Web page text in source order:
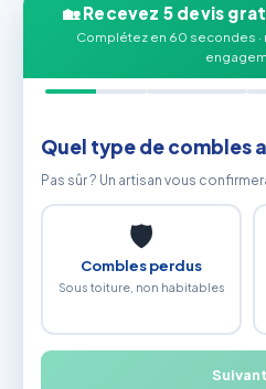
🏡 Recevez 5 devis
Complétez en 60 secondes ·
Quel type de combles
Pas sûr ? Un artisan vous
🛡
Combles perdus
Sous toiture, non habitables